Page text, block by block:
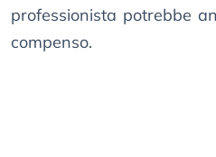
professionista potrebbe
compenso.